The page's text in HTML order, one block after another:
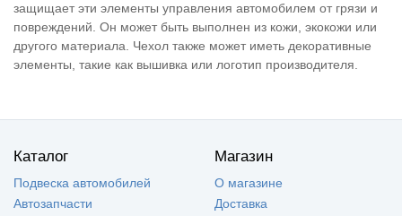
защищает эти элементы управления автомобилем от грязи и
повреждений. Он может быть выполнен из кожи, экокожи или
другого материала. Чехол также может иметь декоративные
элементы, такие как вышивка или логотип производителя.
Каталог
Подвеска автомобилей
Автозапчасти
Магазин
О магазине
Доставка